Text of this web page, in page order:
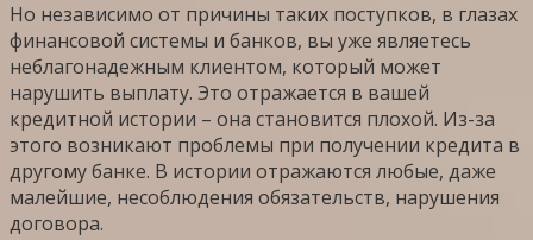
Но независимо от причины таких поступков, в глазах
финансовой системы и банков, вы уже являетесь
неблагонадежным клиентом, который может
нарушить выплату. Это отражается в вашей
кредитной истории – она становится плохой. Из-за
этого возникают проблемы при получении кредита в
другому банке. В истории отражаются любые, даже
малейшие, несоблюдения обязательств, нарушения
договора.